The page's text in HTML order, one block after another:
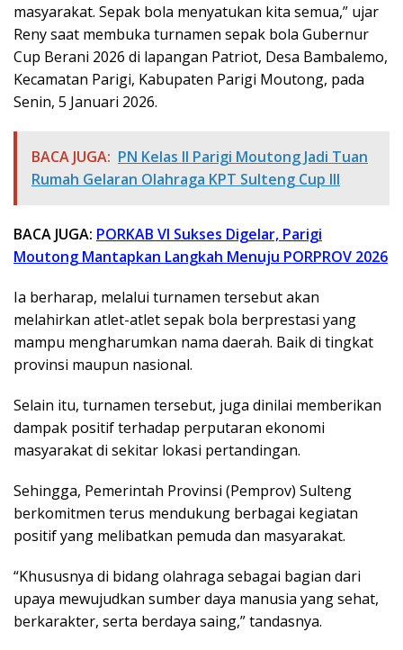
masyarakat. Sepak bola menyatukan kita semua,” ujar
Reny saat membuka turnamen sepak bola Gubernur
Cup Berani 2026 di lapangan Patriot, Desa Bambalemo,
Kecamatan Parigi, Kabupaten Parigi Moutong, pada
Senin, 5 Januari 2026.
BACA JUGA: PN Kelas II Parigi Moutong Jadi Tuan
Rumah Gelaran Olahraga KPT Sulteng Cup III
BACA JUGA: PORKAB VI Sukses Digelar, Parigi
Moutong Mantapkan Langkah Menuju PORPROV 2026
Ia berharap, melalui turnamen tersebut akan
melahirkan atlet-atlet sepak bola berprestasi yang
mampu mengharumkan nama daerah. Baik di tingkat
provinsi maupun nasional.
Selain itu, turnamen tersebut, juga dinilai memberikan
dampak positif terhadap perputaran ekonomi
masyarakat di sekitar lokasi pertandingan.
Sehingga, Pemerintah Provinsi (Pemprov) Sulteng
berkomitmen terus mendukung berbagai kegiatan
positif yang melibatkan pemuda dan masyarakat.
“Khususnya di bidang olahraga sebagai bagian dari
upaya mewujudkan sumber daya manusia yang sehat,
berkarakter, serta berdaya saing,” tandasnya.